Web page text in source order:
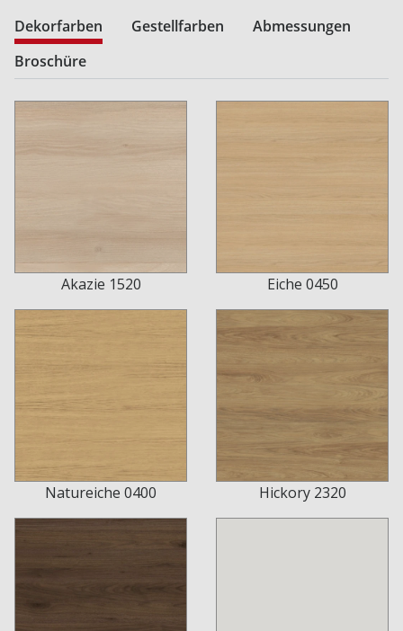
Dekorfarben Gestellfarben
Abmessungen
Broschüre
Akazie 1520 Eiche 0450
Natureiche 0400 Hickory 2320